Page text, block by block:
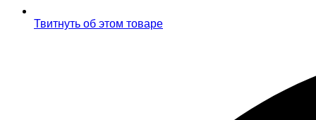
Твитнуть об этом товаре